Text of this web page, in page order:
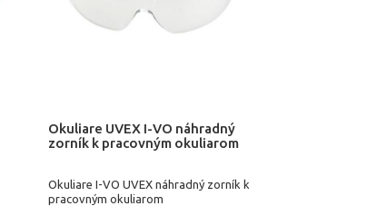
Okuliare UVEX I-VO náhradný
zorník k pracovným okuliarom
Okuliare I-VO UVEX náhradný zorník k
pracovným okuliarom